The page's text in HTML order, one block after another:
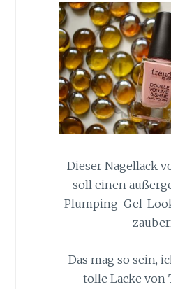
Dieser Nagellack
soll einen
Plumping-Gel-
Das mag so sein,
tolle Lacke von